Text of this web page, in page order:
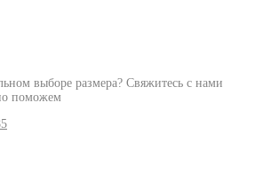
выборе размера? Свяжитесь с нами
поможем